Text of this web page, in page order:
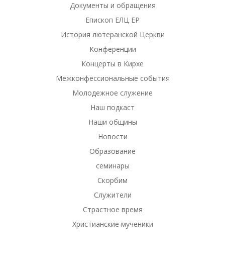
Документы и обращения
Епископ ЕЛЦ ЕР
История лютеранской Церкви
Конференции
Концерты в Кирхе
Межконфессиональные события
Молодежное служение
Наш подкаст
Наши общины
Новости
Образование
семинары
Скорбим
Служители
Страстное время
Христианские мученики